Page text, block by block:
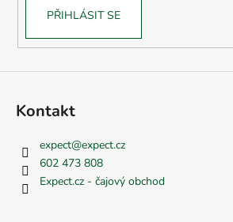
PŘIHLÁSIT SE
Kontakt
expect@expect.cz
602 473 808
Expect.cz - čajový obchod